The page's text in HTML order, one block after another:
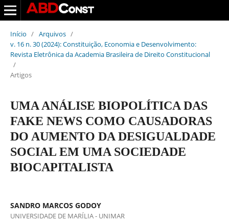
Início / Arquivos /
v. 16 n. 30 (2024): Constituição, Economia e Desenvolvimento:
Revista Eletrônica da Academia Brasileira de Direito Constitucional
/
Artigos
UMA ANÁLISE BIOPOLÍTICA DAS
FAKE NEWS COMO CAUSADORAS
DO AUMENTO DA DESIGUALDADE
SOCIAL EM UMA SOCIEDADE
BIOCAPITALISTA
SANDRO MARCOS GODOY
UNIVERSIDADE DE MARÍLIA - UNIMAR